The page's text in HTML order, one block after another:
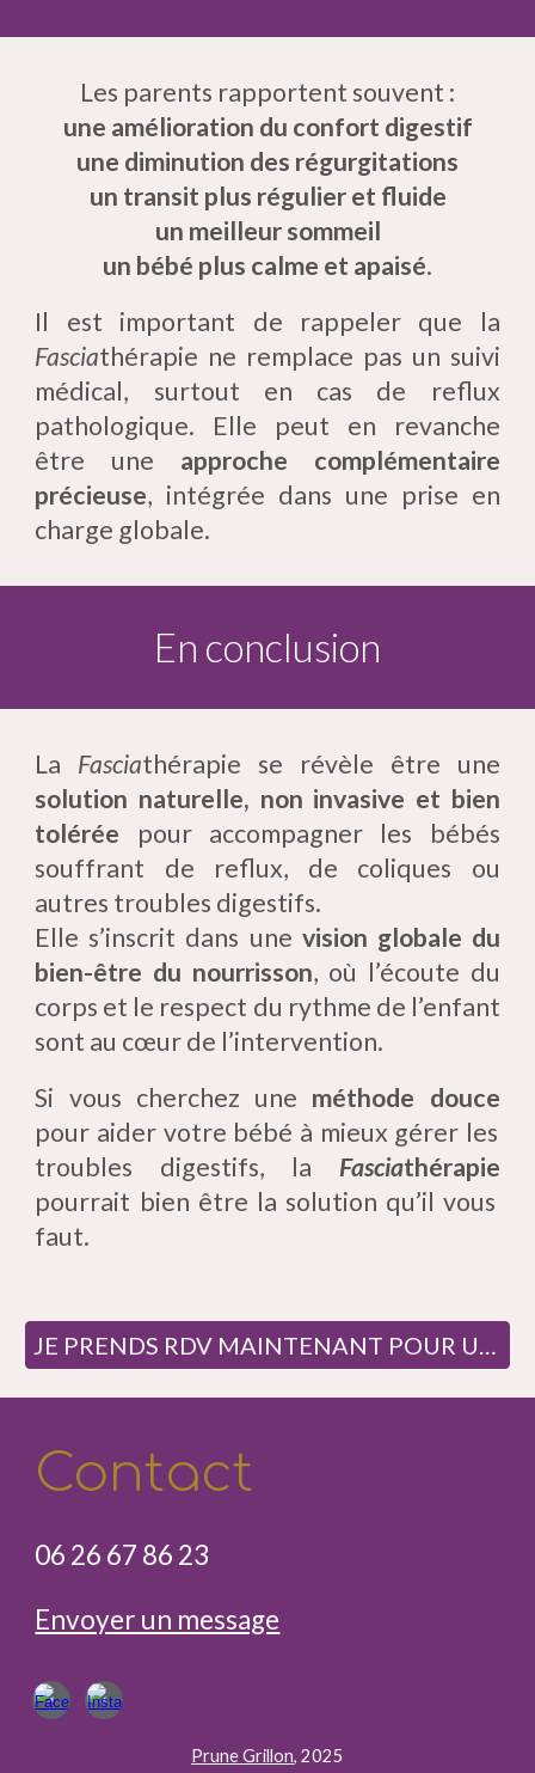
Les parents rapportent souvent :
une amélioration du confort digestif
une diminution des régurgitations
un transit plus régulier et fluide
un meilleur sommeil
un bébé plus calme et apaisé.
Il est important de rappeler que la
Fasciathérapie ne remplace pas un suivi
médical, surtout en cas de reflux
pathologique. Elle peut en revanche
être une approche complémentaire
précieuse, intégrée dans une prise en
charge globale.
En conclusion
La Fasciathérapie se révèle être une
solution naturelle, non invasive et bien
tolérée pour accompagner les bébés
souffrant de reflux, de coliques ou
autres troubles digestifs.
Elle s’inscrit dans une vision globale du
bien-être du nourrisson, où l’écoute du
corps et le respect du rythme de l’enfant
sont au cœur de l’intervention.
Si vous cherchez une méthode douce
pour aider votre bébé à mieux gérer les
troubles digestifs, la Fasciathérapie
pourrait bien être la solution qu’il vous
faut.
JE PRENDS RDV MAINTENANT POUR UNE SÉANCE DE FASCIATHÉRAPIE POUR MON BÉBÉ
Contact
06 26 67 86 23
Envoyer un message
Prune Grillon, 2025